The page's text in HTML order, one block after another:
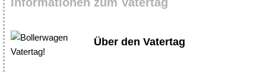
Über den Vatertag